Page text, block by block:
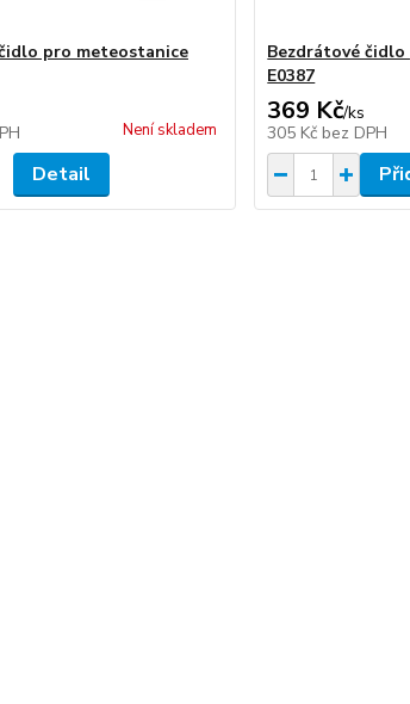
pro meteostanice
Není skladem
Detail
Bezdrátové
E0387
369 Kč/ks
305 Kč bez DPH